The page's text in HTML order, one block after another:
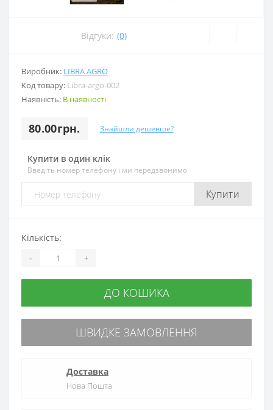
Відгуки: (0)
Виробник: LIBRA AGRO
Код товару: Libra-argo-002
Наявність: В наявності
80.00грн. Знайшли дешевше?
Купити в один клік
Введіть номер телефону і ми передзвонимо
Купити
Кількість:
- +
ДО КОШИКА
ШВИДКЕ ЗАМОВЛЕННЯ
Доставка
Нова Пошта